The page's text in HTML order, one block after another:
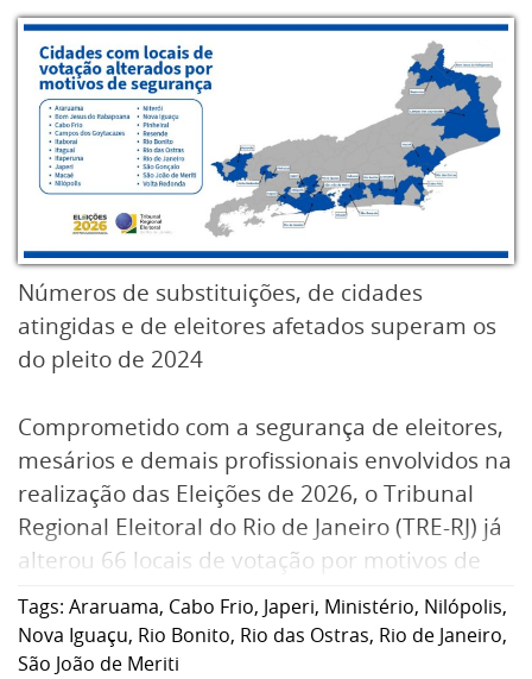
Opinião
Informe especial
Números de substituições, de cidades
atingidas e de eleitores afetados superam os
do pleito de 2024
Comprometido com a segurança de eleitores,
mesários e demais profissionais envolvidos na
realização das Eleições de 2026, o Tribunal
Regional Eleitoral do Rio de Janeiro (TRE-RJ) já
alterou 66 locais de votação por motivos de
segurança. A medida que afeta cerca de 188
mil eleitores, de 20 cidades, é fruto de uma
decisão do presidente do órgão,
Tags: Araruama, Cabo Frio, Japeri, Ministério, Nilópolis,
Nova Iguaçu, Rio Bonito, Rio das Ostras, Rio de Janeiro,
São João de Meriti